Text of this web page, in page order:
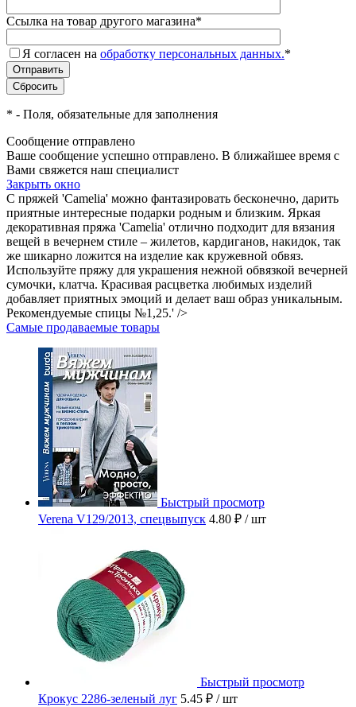
Ссылка на товар другого магазина*
Я согласен на обработку персональных данных.*
* - Поля, обязательные для заполнения
Сообщение отправлено
Ваше сообщение успешно отправлено. В ближайшее время с
Вами свяжется наш специалист
Закрыть окно
С пряжей 'Camelia' можно фантазировать бесконечно, дарить
приятные интересные подарки родным и близким. Яркая
декоративная пряжа 'Camelia' отлично подходит для вязания
вещей в вечернем стиле – жилетов, кардиганов, накидок, так
же шикарно ложится на изделие как кружевной обвяз.
Используйте пряжу для украшения нежной обвязкой вечерней
сумочки, клатча. Красивая расцветка любимых изделий
добавляет приятных эмоций и делает ваш образ уникальным.
Рекомендуемые спицы №1,25.' />
Самые продаваемые товары
Быстрый просмотр
Verena V129/2013, спецвыпуск 4.80 ₽ / шт
Быстрый просмотр
Крокус 2286-зеленый луг 5.45 ₽ / шт